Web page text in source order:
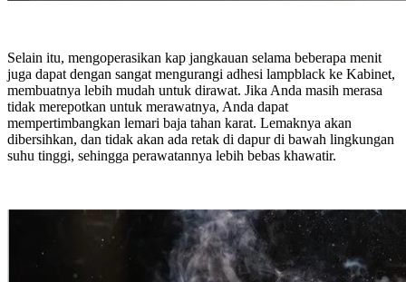
Selain itu, mengoperasikan kap jangkauan selama beberapa menit
juga dapat dengan sangat mengurangi adhesi lampblack ke Kabinet,
membuatnya lebih mudah untuk dirawat. Jika Anda masih merasa
tidak merepotkan untuk merawatnya, Anda dapat
mempertimbangkan lemari baja tahan karat. Lemaknya akan
dibersihkan, dan tidak akan ada retak di dapur di bawah lingkungan
suhu tinggi, sehingga perawatannya lebih bebas khawatir.